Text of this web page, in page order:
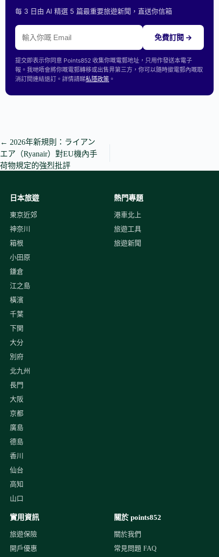
每 3 日由 AI 精選 5 篇最重要旅遊新聞，直送你信箱
免費訂閱 →
提交即表示你同意 Points852 收集你嘅電郵地址，只用作發送本電子
報。我哋唔會將你嘅電郵轉移或出售畀第三方，你可以隨時撳電郵內嘅取
消訂閱連結退訂。詳情請睇私隱政策 。
← 2026年新規則：ライアン
エア（Ryanair）對EU機內手
荷物規定的強烈批評
日本旅遊
東京近郊
神奈川
箱根
小田原
鎌倉
江之島
橫濱
千葉
下関
大分
別府
北九州
長門
大阪
京都
廣島
德島
香川
仙台
高知
山口
熱門專題
港車北上
旅遊工具
旅遊新聞
實用資訊
旅遊保險
開戶優惠
關於 points852
關於我們
常見問題 FAQ